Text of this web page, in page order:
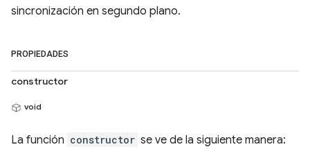
sincronización en segundo plano.
PROPIEDADES
constructor
void
La función constructor se ve de la siguiente manera: